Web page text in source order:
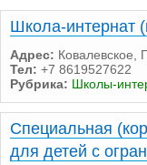
Школа-интернат
Адрес: Ковалевское,
Тел: +7 8619527622
Рубрика: Школы-
Специальная
для детей с